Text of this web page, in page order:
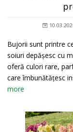
Bujorii sunt printre
soiuri depășesc cu
oferă culori rare,
care îmbunătățesc
more